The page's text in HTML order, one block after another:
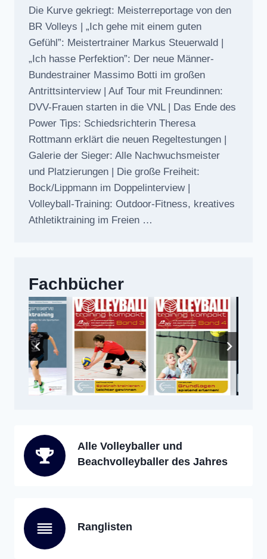
Die Kurve gekriegt: Meisterreportage von den
BR Volleys | „Ich gehe mit einem guten
Gefühl”: Meistertrainer Markus Steuerwald |
„Ich hasse Perfektion”: Der neue Männer-
Bundestrainer Massimo Botti im großen
Antrittsinterview | Auf Tour mit Freundinnen:
DVV-Frauen starten in die VNL | Das Ende des
Power Tips: Schiedsrichterin Theresa
Rottmann erklärt die neuen Regeltestungen |
Galerie der Sieger: Alle Nachwuchsmeister
und Platzierungen | Die große Freiheit:
Bock/Lippmann im Doppelinterview |
Volleyball-Training: Outdoor-Fitness, kreatives
Athletiktraining im Freien …
Fachbücher
Alle Volleyballer und
Beachvolleyballer des Jahres
Ranglisten